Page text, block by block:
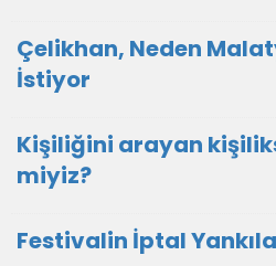
Çelikhan, Neden
İstiyor
Kişiliğini arayan
miyiz?
Festivalin İptal